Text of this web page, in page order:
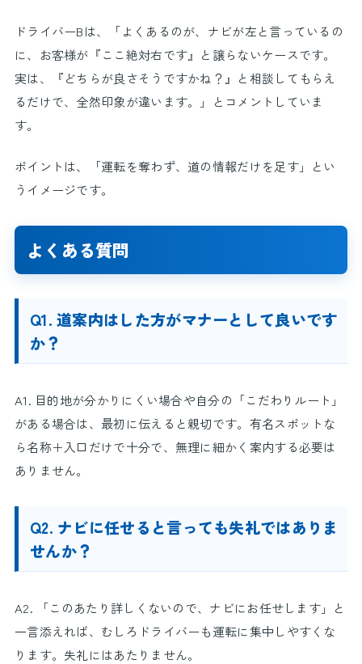
ドライバーBは、「よくあるのが、ナビが左と言っているの
に、お客様が『ここ絶対右です』と譲らないケースです。
実は、『どちらが良さそうですかね？』と相談してもらえ
るだけで、全然印象が違います。」とコメントしていま
す。
ポイントは、「運転を奪わず、道の情報だけを足す」とい
うイメージです。
よくある質問
Q1. 道案内はした方がマナーとして良いです
か？
A1. 目的地が分かりにくい場合や自分の「こだわりルート」
がある場合は、最初に伝えると親切です。有名スポットな
ら名称＋入口だけで十分で、無理に細かく案内する必要は
ありません。
Q2. ナビに任せると言っても失礼ではありま
せんか？
A2. 「このあたり詳しくないので、ナビにお任せします」と
一言添えれば、むしろドライバーも運転に集中しやすくな
ります。失礼にはあたりません。